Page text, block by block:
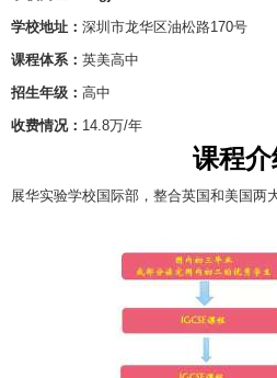
学校地址： 深圳市龙华区油松路170号
课程体系： 英美高中
招生年级： 高中
收费情况： 14.8万/年
课程介
展华实验学校国际部，整合英国和美国两